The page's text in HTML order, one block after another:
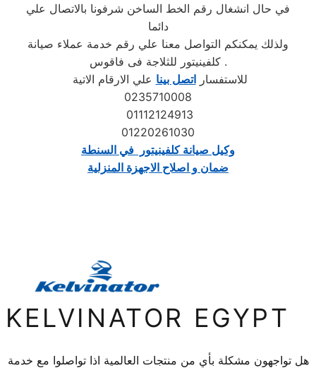
في حال انشغال رقم الخط الساخن شرفونا بالاتصال علي
دائما
ولذلك يمكنكم التواصل معنا علي رقم خدمة عملاء صيانة
كلفينيتور للثلاجة فى فاقوس .
للاستفساراتصل بينا علي الارقام الاتية
0235710008
01112124913
01220261030
وكيل صيانة كلفينيتور في السنطة
ضمان و اصلاح الاجهزة المنزلية
KELVINATOR EGYPT
هل تواجهون مشكلة بأي من منتجات العالمية اذا تواصلوا مع خدمة